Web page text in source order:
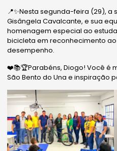
📍✨Nesta segunda-feira (29),
Gisângela Cavalcante, e sua
homenagem especial ao
bicicleta em reconhecimento
desempenho.
❤️📚🏆Parabéns, Diogo! Você é
São Bento do Una e inspiração